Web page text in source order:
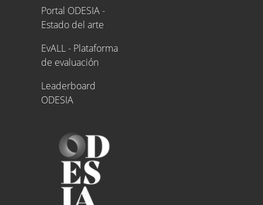
Portal ODESIA -
Estado del arte
EvALL - Plataforma
de evaluación
Leaderboard
ODESIA